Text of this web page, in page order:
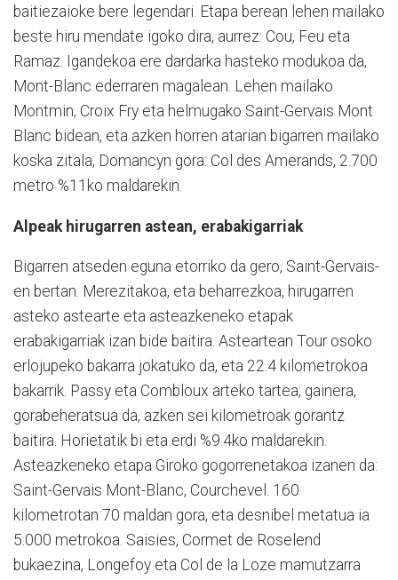
baitiezaioke bere legendari. Etapa berean lehen mailako
beste hiru mendate igoko dira, aurrez: Cou, Feu eta
Ramaz. Igandekoa ere dardarka hasteko modukoa da,
Mont-Blanc ederraren magalean. Lehen mailako
Montmin, Croix Fry eta helmugako Saint-Gervais Mont
Blanc bidean, eta azken horren atarian bigarren mailako
koska zitala, Domancyn gora: Col des Amerands, 2.700
metro %11ko maldarekin.
Alpeak hirugarren astean, erabakigarriak
Bigarren atseden eguna etorriko da gero, Saint-Gervais-
en bertan. Merezitakoa, eta beharrezkoa, hirugarren
asteko astearte eta asteazkeneko etapak
erabakigarriak izan bide baitira. Asteartean Tour osoko
erlojupeko bakarra jokatuko da, eta 22.4 kilometrokoa
bakarrik. Passy eta Combloux arteko tartea, gainera,
gorabeheratsua da, azken sei kilometroak gorantz
baitira. Horietatik bi eta erdi %9.4ko maldarekin.
Asteazkeneko etapa Giroko gogorrenetakoa izanen da:
Saint-Gervais Mont-Blanc, Courchevel. 160
kilometrotan 70 maldan gora, eta desnibel metatua ia
5.000 metrokoa. Saisies, Cormet de Roselend
bukaezina, Longefoy eta Col de la Loze mamutzarra